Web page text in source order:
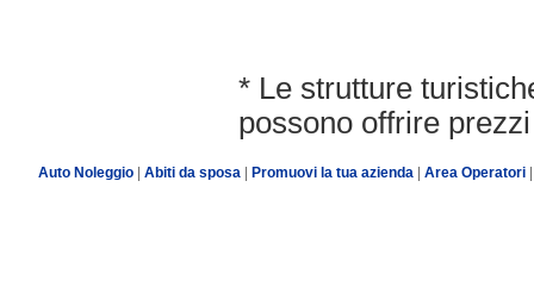
* Le strutture
possono offrire
Auto Noleggio| Abiti da sposa| Promuovi la tua azienda Area Operatori